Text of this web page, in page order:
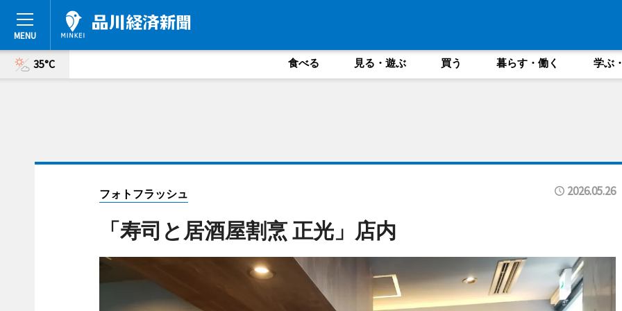
35°C 食べる 見る・遊ぶ 買う 暮らす・働く 学ぶ
フォトフラッシュ 2026.05.26
「寿司と居酒屋割烹 正光」店内